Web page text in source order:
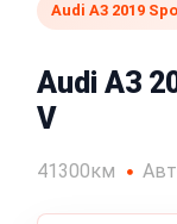
Audi A3 2019
Audi A3
V
41300км